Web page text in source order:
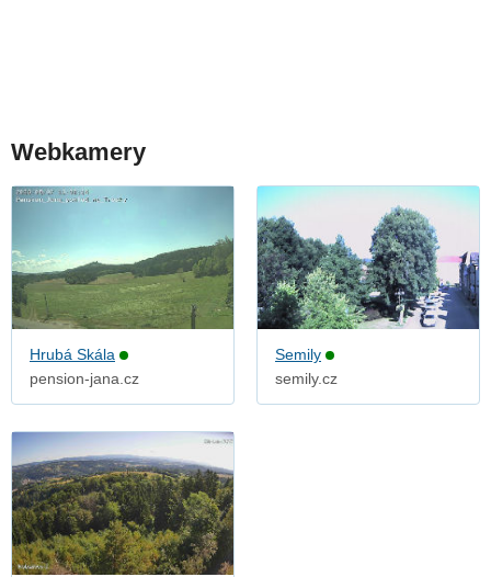
Webkamery
Hrubá Skála
pension-jana.cz
Semily
semily.cz